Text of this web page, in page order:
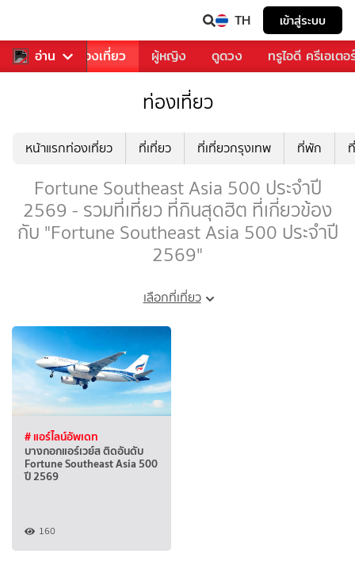
TH เข้าสู่ระบบ
อ่าน
อาหาร ท่องเที่ยว ผู้หญิง ดูดวง ทรูไอดี ครีเอเตอ
ท่องเที่ยว
หน้าแรกท่องเที่ยว ที่เที่ยว ที่เที่ยวกรุงเทพ ที่พัก
Fortune Southeast Asia 500 ประจำปี
2569 - รวมที่เที่ยว ที่กินสุดฮิต ที่เกี่ยวข้อง
กับ "Fortune Southeast Asia 500 ประจำปี
2569"
เลือกที่เที่ยว
# แอร์ไลน์อัพเดท
บางกอกแอร์เวย์ส ติดอันดับ
Fortune Southeast Asia 500
ปี 2569
160